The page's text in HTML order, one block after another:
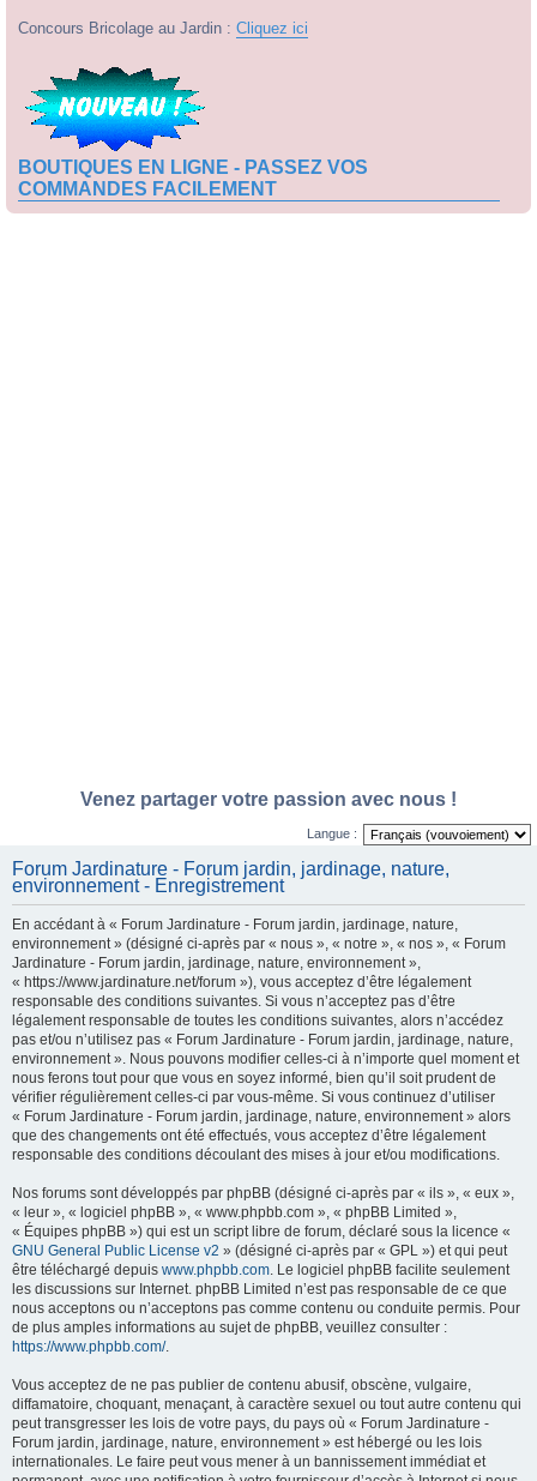
Concours Bricolage au Jardin : Cliquez ici
BOUTIQUES EN LIGNE - PASSEZ VOS
COMMANDES FACILEMENT
Venez partager votre passion avec nous !
Langue :
Forum Jardinature - Forum jardin, jardinage, nature,
environnement - Enregistrement
En accédant à « Forum Jardinature - Forum jardin, jardinage, nature,
environnement » (désigné ci-après par « nous », « notre », « nos », « Forum
Jardinature - Forum jardin, jardinage, nature, environnement »,
« https://www.jardinature.net/forum »), vous acceptez d’être légalement
responsable des conditions suivantes. Si vous n’acceptez pas d’être
légalement responsable de toutes les conditions suivantes, alors n’accédez
pas et/ou n’utilisez pas « Forum Jardinature - Forum jardin, jardinage, nature,
environnement ». Nous pouvons modifier celles-ci à n’importe quel moment et
nous ferons tout pour que vous en soyez informé, bien qu’il soit prudent de
vérifier régulièrement celles-ci par vous-même. Si vous continuez d’utiliser
« Forum Jardinature - Forum jardin, jardinage, nature, environnement » alors
que des changements ont été effectués, vous acceptez d’être légalement
responsable des conditions découlant des mises à jour et/ou modifications.
Nos forums sont développés par phpBB (désigné ci-après par « ils », « eux »,
« leur », « logiciel phpBB », « www.phpbb.com », « phpBB Limited »,
« Équipes phpBB ») qui est un script libre de forum, déclaré sous la licence «
GNU General Public License v2 » (désigné ci-après par « GPL ») et qui peut
être téléchargé depuis www.phpbb.com. Le logiciel phpBB facilite seulement
les discussions sur Internet. phpBB Limited n’est pas responsable de ce que
nous acceptons ou n’acceptons pas comme contenu ou conduite permis. Pour
de plus amples informations au sujet de phpBB, veuillez consulter :
https://www.phpbb.com/.
Vous acceptez de ne pas publier de contenu abusif, obscène, vulgaire,
diffamatoire, choquant, menaçant, à caractère sexuel ou tout autre contenu qui
peut transgresser les lois de votre pays, du pays où « Forum Jardinature -
Forum jardin, jardinage, nature, environnement » est hébergé ou les lois
internationales. Le faire peut vous mener à un bannissement immédiat et